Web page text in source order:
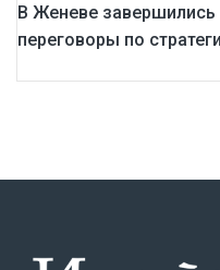
В Женеве
переговоры по